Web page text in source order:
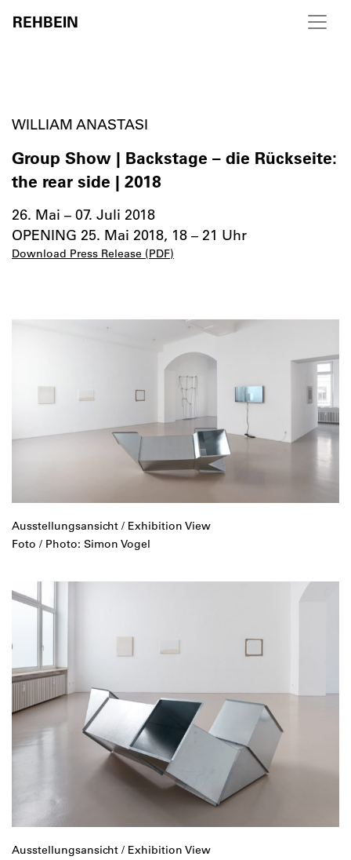
Skip to content
REHBEIN
WILLIAM ANASTASI
Group Show | Backstage – die Rückseite:
the rear side | 2018
26. Mai – 07. Juli 2018
OPENING 25. Mai 2018, 18 – 21 Uhr
Download Press Release (PDF)
Ausstellungsansicht / Exhibition View
Foto / Photo: Simon Vogel
Ausstellungsansicht / Exhibition View